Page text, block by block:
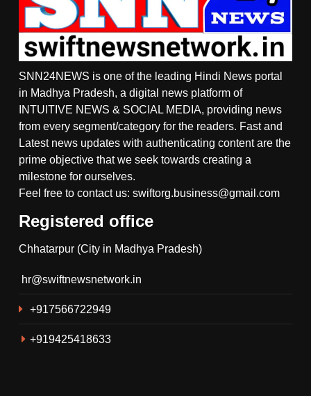
SNN24NEWS is one of the leading Hindi News portal
in Madhya Pradesh, a digital news platform of
INTUITIVE NEWS & SOCIAL MEDIA, providing news
from every segment/category for the readers. Fast and
Latest news updates with authenticating content are the
prime objective that we seek towards creating a
milestone for ourselves.
Feel free to contact us: swiftorg.business@gmail.com
Registered office
Chhatarpur (City in Madhya Pradesh)
hr@swiftnewsnetwork.in
+917566722949
+919425418633
गौरिहार खंड के सरबई मंडल में विराट
और जातिगत भेदभाव पर चर्चा ।